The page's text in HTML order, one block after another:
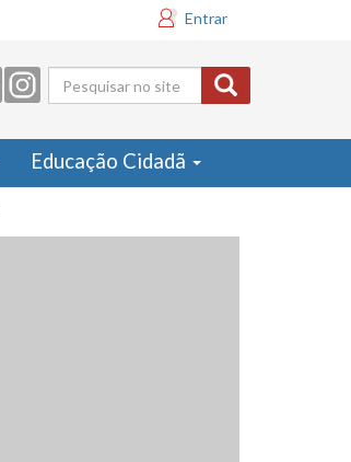
Entrar
Formulário
de busca
Educação Cidadã